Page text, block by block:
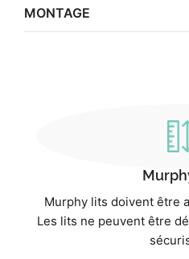
MONTAGE
Murphy lits doivent être
Les lits ne peuvent être